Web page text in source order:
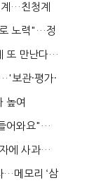
…친청계
노력"…정
또 만난다…
보관·평가·
높여
어와요"…
에 사과…
…메모리 ‘삼